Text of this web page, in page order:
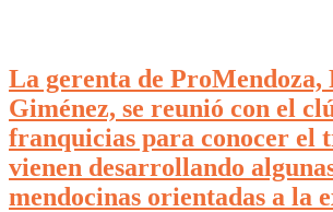
La gerenta de ProMendoza,
Giménez, se reunió con el
franquicias para conocer el
vienen desarrollando
mendocinas orientadas a la